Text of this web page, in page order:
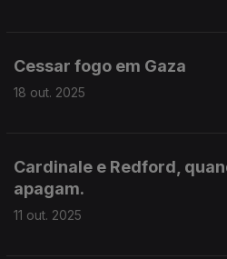
Cessar fogo em Gaza
18 out. 2025
Cardinale e Redford,
apagam.
11 out. 2025